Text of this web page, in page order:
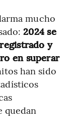
mucho
2024 se
y
en superar
han sido
quedan